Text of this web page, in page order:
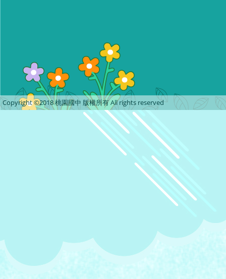
Copyright ©2018 桃園國中 版權所有 All rights reserved